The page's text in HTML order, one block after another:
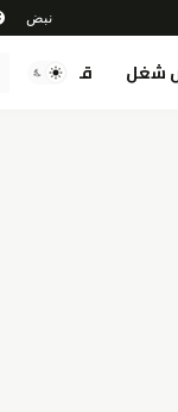
شغل قصص